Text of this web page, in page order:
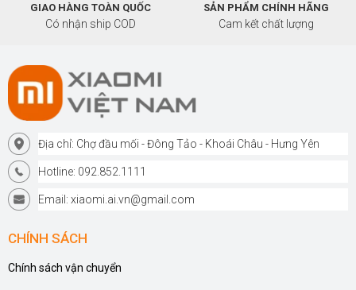
GIAO HÀNG TOÀN QUỐC
Có nhận ship COD
SẢN PHẨM CHÍNH HÃNG
Cam kết chất lượng
Địa chỉ: Chợ đầu mối - Đông Tảo - Khoái Châu - Hưng Yên
Hotline: 092.852.1111
Email: xiaomi.ai.vn@gmail.com
CHÍNH SÁCH
Chính sách vận chuyển